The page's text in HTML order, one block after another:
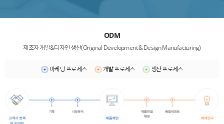
ODM
제조자 개발&디자인 생산(Original Development & Design Manufacturing)
마케팅 프로세스 개발 프로세스 생산 프로세스